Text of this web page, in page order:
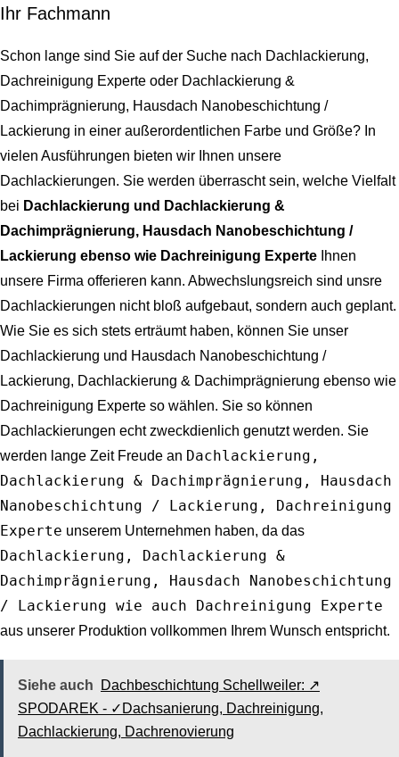
Ihr Fachmann
Schon lange sind Sie auf der Suche nach Dachlackierung,
Dachreinigung Experte oder Dachlackierung &
Dachimprägnierung, Hausdach Nanobeschichtung /
Lackierung in einer außerordentlichen Farbe und Größe? In
vielen Ausführungen bieten wir Ihnen unsere
Dachlackierungen. Sie werden überrascht sein, welche Vielfalt
bei Dachlackierung und Dachlackierung &
Dachimprägnierung, Hausdach Nanobeschichtung /
Lackierung ebenso wie Dachreinigung Experte Ihnen
unsere Firma offerieren kann. Abwechslungsreich sind unsre
Dachlackierungen nicht bloß aufgebaut, sondern auch geplant.
Wie Sie es sich stets erträumt haben, können Sie unser
Dachlackierung und Hausdach Nanobeschichtung /
Lackierung, Dachlackierung & Dachimprägnierung ebenso wie
Dachreinigung Experte so wählen. Sie so können
Dachlackierungen echt zweckdienlich genutzt werden. Sie
werden lange Zeit Freude an Dachlackierung,
Dachlackierung & Dachimprägnierung, Hausdach
Nanobeschichtung / Lackierung, Dachreinigung
Experte unserem Unternehmen haben, da das
Dachlackierung, Dachlackierung &
Dachimprägnierung, Hausdach Nanobeschichtung
/ Lackierung wie auch Dachreinigung Experte
aus unserer Produktion vollkommen Ihrem Wunsch entspricht.
Siehe auch
Dachbeschichtung Schellweiler: ↗️
SPODAREK - ✓Dachsanierung, Dachreinigung,
Dachlackierung, Dachrenovierung